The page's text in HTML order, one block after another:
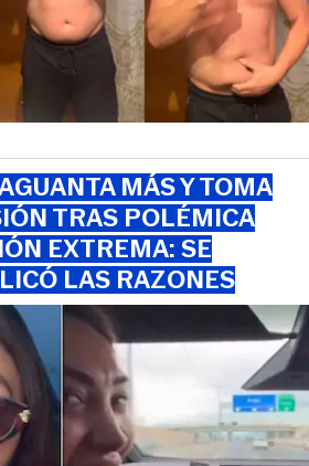
MÁS Y TOMA
TRAS POLÉMICA
EXTREMA: SE
LAS RAZONES